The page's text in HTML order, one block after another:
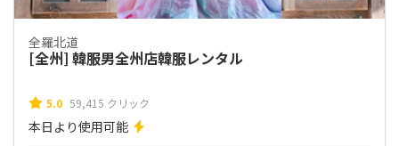
全羅北道
[全州] 韓服男全州店韓服レンタル
5.0 59,415 クリック
本日より使用可能